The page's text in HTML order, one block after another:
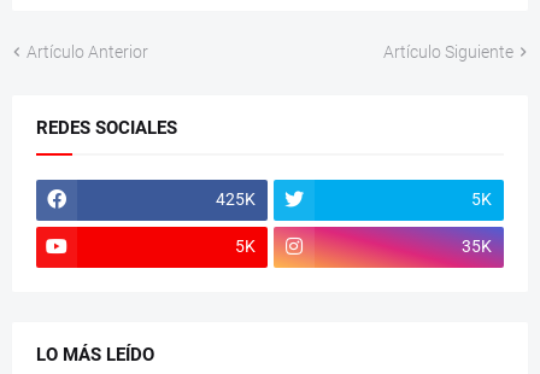
Artículo Anterior Artículo Siguiente
REDES SOCIALES
425K 5K
5K 35K
LO MÁS LEÍDO